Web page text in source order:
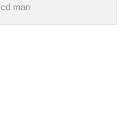
cd man